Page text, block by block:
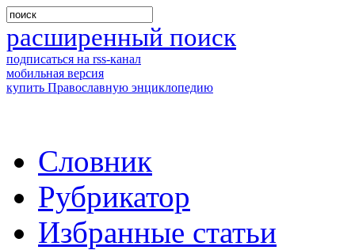
расширенный поиск
подписаться на rss-канал
мобильная версия
купить Православную энциклопедию
Словник
Рубрикатор
Избранные статьи